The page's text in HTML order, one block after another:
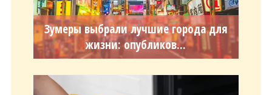
Зумеры выбрали лучшие города для
жизни: опубликов...